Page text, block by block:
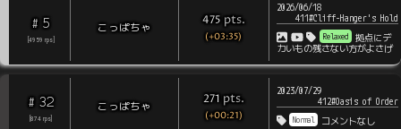
# 5
4959 rps
こっぱちゃ 475 pts.
(+03:35)
2026/06/18
411#Cliff-Hanger's Hold
Relaxed
拠点にデ
カいもの残さない方がよさげ
# 32
[874 rps
こっぱちゃ 271 pts.
(+00:21)
2023/07/29
412#Oasis of Order
Normal コメントなし